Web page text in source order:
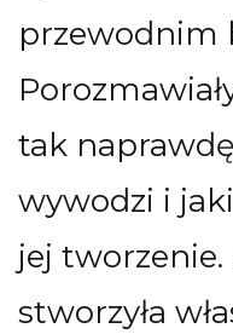
przewodnim
tak
wywodzi i
jej tworzenie.
stworzyła